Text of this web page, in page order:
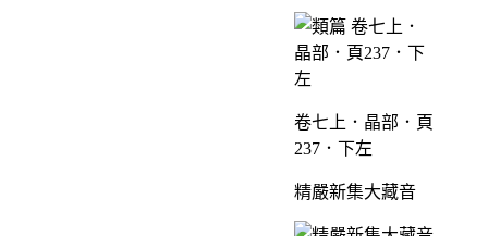
卷七上．晶部．頁
237．下左
精嚴新集大藏音